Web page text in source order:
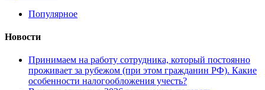
Популярное
Новости
Принимаем на работу сотрудника, который постоянно
проживает за рубежом (при этом гражданин РФ). Какие
особенности налогообложения учесть?